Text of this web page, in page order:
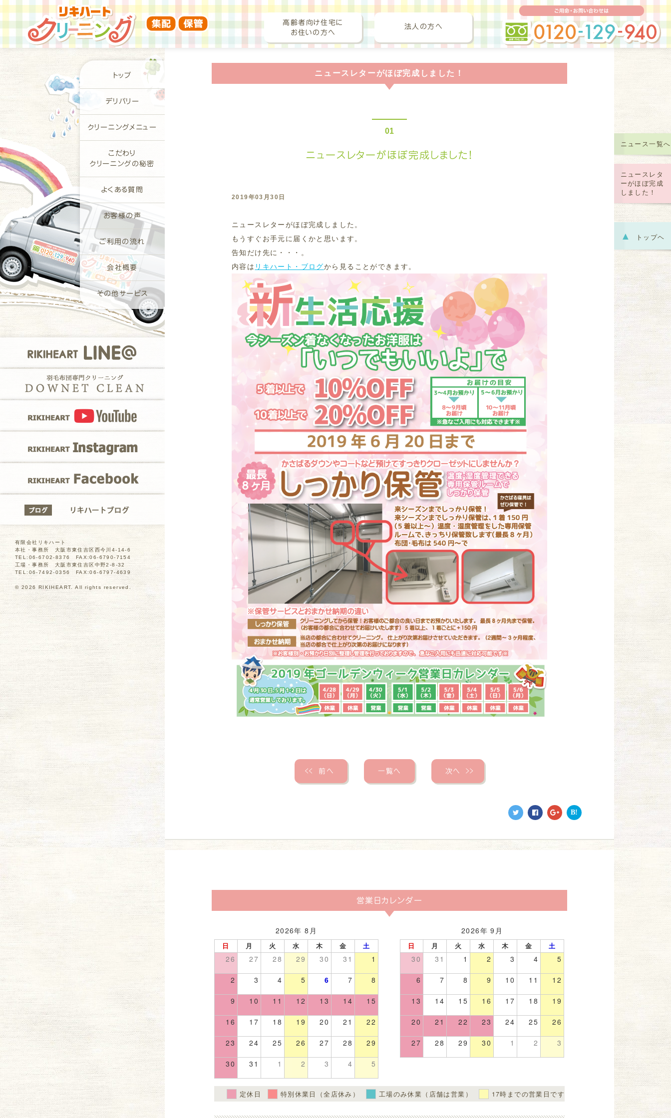
リキハートクリーニング（集配・保管）
高齢者向け住宅に
お住いの方へ
法人の方へ
ご
ニュース一覧へ
ニュースレタ
ーがほぼ完成
しました！
▲ トップヘ
ニュースレターがほぼ完成しました！
ニュースレターがほぼ完成しました！
2019年03月30日
ニュースレターがほぼ完成しました。
もうすぐお手元に届くかと思います。
告知だけ先に・・・。
内容は リキハート・ブログから見ることができます。
＜＜ 前へ 一覧へ 次へ ＞＞
営業日カレンダー
2026年 8月
日 月 火 水 木 金 土
26 27 28 29 30 31 1
2 3 4 5 6 7 8
9 10 11 12 13 14 15
16 17 18 19 20 21 22
23 24 25 26 27 28 29
30 31 1 2 3 4 5
2026年 9月
日 月 火 水 木 金 土
30 31 1 2 3 4 5
6 7 8 9 10 11 12
13 14 15 16 17 18 19
20 21 22 23 24 25 26
27 28 29 30 1 2 3
定休日 特別休業日（全店休み） 工場のみ休業（店舗は営業） 17時までの営業日です
B!
トップ
デリバリー
クリーニングメニュー
こだわり
クリーニングの秘密
よくある質問
お客様の声
ご利用の流れ
会社概要
その他サービス
羽毛布団専門クリーニングDOWNET CLEAN
RIKIHEART YOUTUBE
RIKIHEART Facebook
有限会社リキハート
本社・事務所 大阪市東住吉区西今川4-14-6
TEL:06-6702-8376 FAX:06-6790-7154
工場・事務所 大阪市東住吉区中野2-8-32
TEL:06-7492-0356 FAX:06-6797-4639
© 2026 RIKIHEART. All rights reserved.